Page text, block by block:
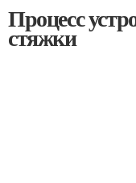
Процесс
стяжки